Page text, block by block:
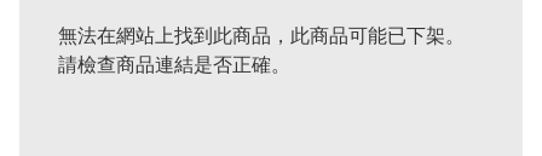
無法在網站上找到此商品，此商品可能已下架。
請檢查商品連結是否正確。